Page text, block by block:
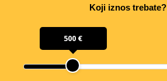
Koji iznos trebate?
500 €